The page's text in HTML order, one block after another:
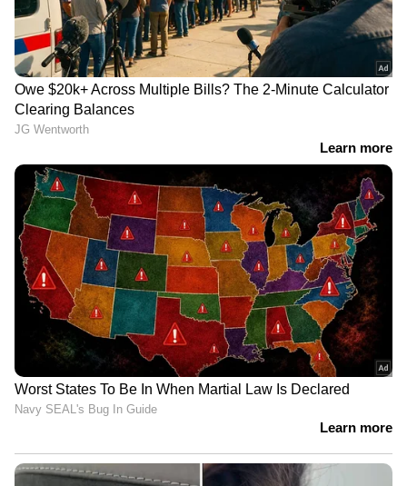
കാരണമാകും. അതിനാൽ ധാരാളം വെള്ളം
കുടിക്കാൻ ശ്രദ്ധിക്കണം.
6